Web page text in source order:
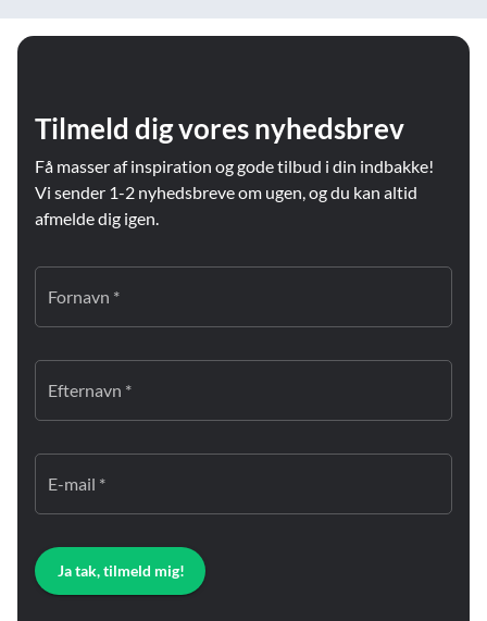
Tilmeld dig vores nyhedsbrev
Få masser af inspiration og gode tilbud i din indbakke!
Vi sender 1-2 nyhedsbreve om ugen, og du kan altid
afmelde dig igen.
Fornavn *
Efternavn *
E-mail *
Ja tak, tilmeld mig!